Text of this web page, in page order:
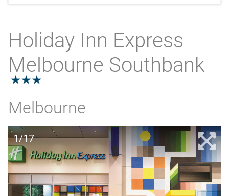
Holiday Inn Express
Melbourne Southbank
3.0
Melbourne
1/17